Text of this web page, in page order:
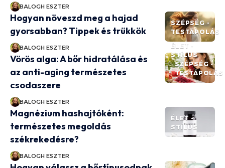
BALOGH ESZTER
SZÉPSÉG -
TESTÁPOLÁS
Hogyan növeszd meg a hajad
gyorsabban? Tippek és trükkök
BALOGH ESZTER
ÉLET -
STÍLUS
SZÉPSÉG -
TESTÁPOLÁS
Vörös alga: A bőr hidratálása és
az anti-aging természetes
csodaszere
BALOGH ESZTER
ÉLET -
STÍLUS
Magnézium hashajtóként:
természetes megoldás
székrekedésre?
BALOGH ESZTER